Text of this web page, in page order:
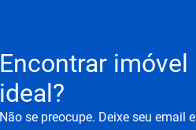
Encontrar imóvel
ideal?
Não se preocupe. Deixe seu email e